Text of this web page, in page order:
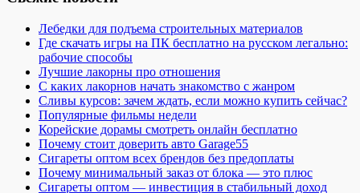
Лебедки для подъема строительных материалов
Где скачать игры на ПК бесплатно на русском легально:
рабочие способы
Лучшие лакорны про отношения
С каких лакорнов начать знакомство с жанром
Сливы курсов: зачем ждать, если можно купить сейчас?
Популярные фильмы недели
Корейские дорамы смотреть онлайн бесплатно
Почему стоит доверить авто Garage55
Сигареты оптом всех брендов без предоплаты
Почему минимальный заказ от блока — это плюс
Сигареты оптом — инвестиция в стабильный доход